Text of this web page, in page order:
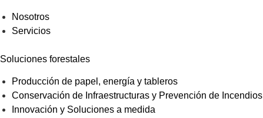
Nosotros
Servicios
Soluciones forestales
Producción de papel, energía y tableros
Conservación de Infraestructuras y Prevención de Incendios
Innovación y Soluciones a medida